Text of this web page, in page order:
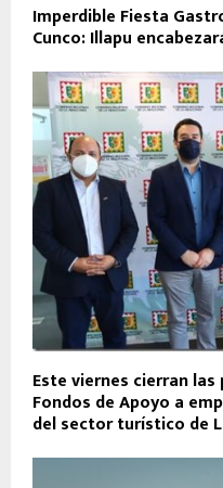
Imperdible Fiesta
Cunco: Illapu
Este viernes cierran
Fondos de Apoyo a
del sector turístico de